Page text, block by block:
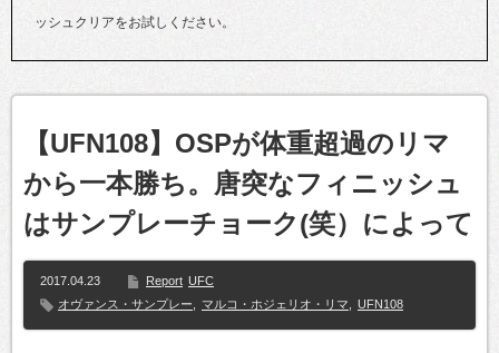
ッシュクリアをお試しください。
【UFN108】OSPが体重超過のリマ
から一本勝ち。唐突なフィニッシュ
はサンプレーチョーク(笑）によって
2017.04.23 Report UFC
オヴァンス・サンプレー
マルコ・ホジェリオ・リマ UFN108